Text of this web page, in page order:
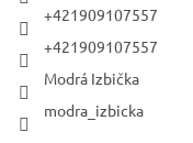
+421909107557
+421909107557
Modrá Izbička
modra_izbicka